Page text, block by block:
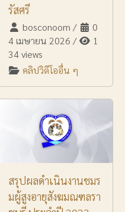
รัสศรี
bosconoom /
0
4 เมษายน 2026 /
1
34 views
คลิปวิดีโออื่น ๆ
สรุปผลดำเนินงานชมร
มผู้สูงอายุสังฆมณฑลรา